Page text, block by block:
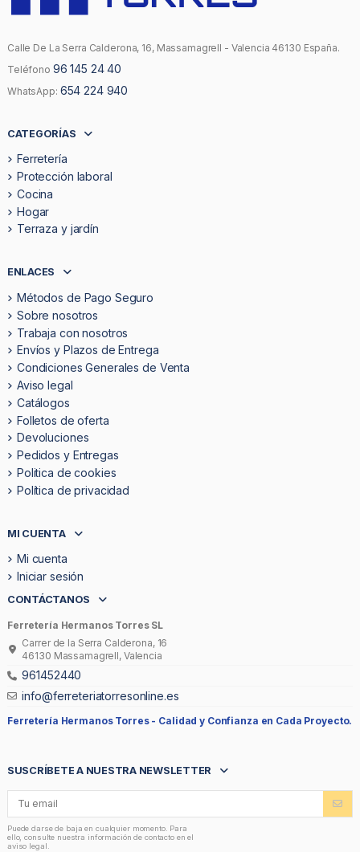
Calle De La Serra Calderona, 16, Massamagrell - Valencia 46130 España.
Teléfono 96 145 24 40
WhatsApp: 654 224 940
CATEGORÍAS
Ferretería
Protección laboral
Cocina
Hogar
Terraza y jardín
ENLACES
Métodos de Pago Seguro
Sobre nosotros
Trabaja con nosotros
Envíos y Plazos de Entrega
Condiciones Generales de Venta
Aviso legal
Catálogos
Folletos de oferta
Devoluciones
Pedidos y Entregas
Politica de cookies
Política de privacidad
MI CUENTA
Mi cuenta
Iniciar sesión
CONTÁCTANOS
Ferretería Hermanos Torres SL
Carrer de la Serra Calderona, 16
46130 Massamagrell, Valencia
961452440
info@ferreteriatorresonline.es
Ferretería Hermanos Torres - Calidad y Confianza en Cada Proyecto.
SUSCRÍBETE A NUESTRA NEWSLETTER
Puede darse de baja en cualquier momento. Para
ello, consulte nuestra información de contacto en el
aviso legal.